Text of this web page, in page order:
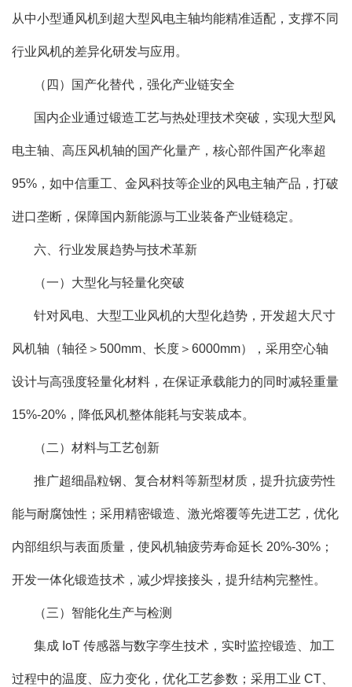
从中小型通风机到超大型风电主轴均能精准适配，支撑不同
行业风机的差异化研发与应用。
（四）国产化替代，强化产业链安全
国内企业通过锻造工艺与热处理技术突破，实现大型风
电主轴、高压风机轴的国产化量产，核心部件国产化率超
95%，如中信重工、金风科技等企业的风电主轴产品，打破
进口垄断，保障国内新能源与工业装备产业链稳定。
六、行业发展趋势与技术革新
（一）大型化与轻量化突破
针对风电、大型工业风机的大型化趋势，开发超大尺寸
风机轴（轴径＞500mm、长度＞6000mm），采用空心轴
设计与高强度轻量化材料，在保证承载能力的同时减轻重量
15%-20%，降低风机整体能耗与安装成本。
（二）材料与工艺创新
推广超细晶粒钢、复合材料等新型材质，提升抗疲劳性
能与耐腐蚀性；采用精密锻造、激光熔覆等先进工艺，优化
内部组织与表面质量，使风机轴疲劳寿命延长 20%-30%；
开发一体化锻造技术，减少焊接接头，提升结构完整性。
（三）智能化生产与检测
集成 IoT 传感器与数字孪生技术，实时监控锻造、加工
过程中的温度、应力变化，优化工艺参数；采用工业 CT、